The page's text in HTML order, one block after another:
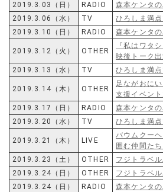
2019.3.03（日）
RADIO
森本ケンタ
2019.3.06（水）
TV
ひろしま満
2019.3.10（日）
RADIO 森本ケンタ
2019.3.12（火） OTHER
『私はワタ
映後トーク
2019.3.13（水）
TV ひろしま満
2019.3.14（木） OTHER
足ながおに
支援イベン
2019.3.17（日）
RADIO
森本ケンタ
2019.3.20（水）
TV ひろしま満
2019.3.21（木） LIVE
バウムクー
囲む仲間た
2019.3.23（土）
OTHER
フジトラベ
2019.3.24（日）
OTHER
フジトラベ
2019.3.24（日）
RADIO
森本ケンタ